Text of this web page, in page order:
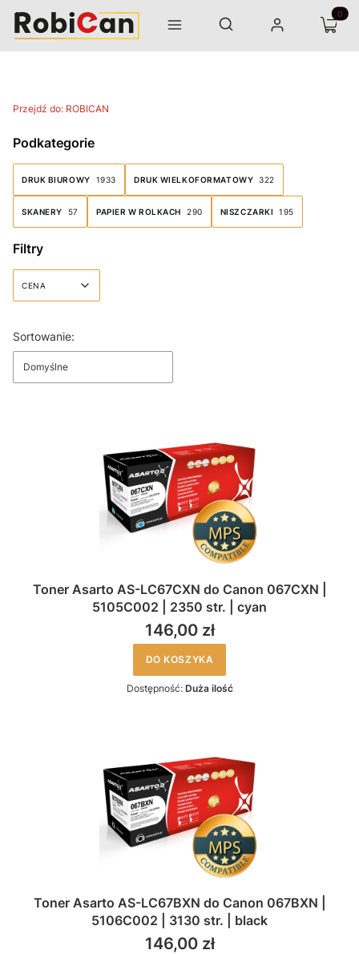
Menu Otwórz wyszukiwarkę
Szukaj Zaloguj się Koszyk
Przejdź do: ROBICAN
Podkategorie
DRUK BIUROWY 1933 DRUK WIELKOFORMATOWY 322
SKANERY 57 PAPIER W ROLKACH 290 NISZCZARKI 195
Filtry
CENA
Lista produktów
Sortowanie:
Domyślne
Toner Asarto AS-LC67CXN do Canon 067CXN |
5105C002 | 2350 str. | cyan
146,00 zł
DO KOSZYKA
Dostępność: Duża ilość
Toner Asarto AS-LC67BXN do Canon 067BXN |
5106C002 | 3130 str. | black
146,00 zł